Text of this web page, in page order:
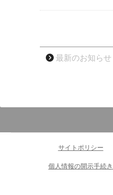
最新のお知らせ
サイトポリシー
個人情報の開示手続き